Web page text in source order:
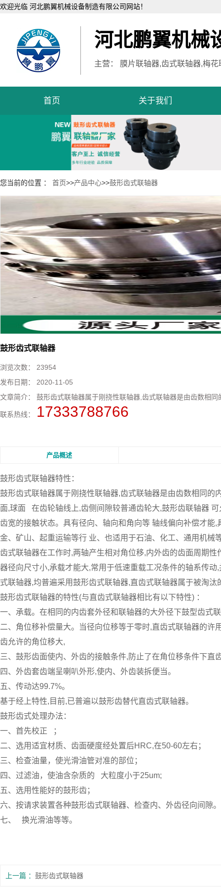
欢迎光临 河北鹏翼机械设备制造有限公司网站！
河北鹏翼机械
主营： 膜片联轴器,齿式联轴器,梅
首页 关于我们
您当前的位置 ： 首页>>产品中心>>鼓形齿式联轴器
鼓形齿式联轴器
浏览次数： 23954
发布日期： 2020-11-05
文章简介： 鼓形齿式联轴器属于刚挠性联轴器,齿式联轴器是由齿数相
联系热线： 17333788766
产品概述
鼓形齿式联轴器特性：
鼓形齿式联轴器属于刚挠性联轴器,齿式联轴器是由齿数相同
面,球面 在齿轮轴线上,齿侧间隙较普通齿轮大,鼓形齿联轴器
齿宽的接触状态。具有径向、轴向和角向等 轴线偏向补偿才
金、矿山、起重运输等行 业、也适用于石油、化工、通用机械
齿式联轴器在工作时,两轴产生相对角位移,内外齿的齿面周期
器径向尺寸小,承载才能大,常用于低速重载工况条件的轴系传
式联轴器,均普遍采用鼓形齿式联轴器,直齿式联轴器属于被淘
鼓形齿式联轴器的特性(与直齿式联轴器相比有以下特性) ：
一、承载。在相同的内齿套外径和联轴器的大外径下鼓型齿式
二、角位移补偿量大。当径向位移等于零时,直齿式联轴器的
齿允许的角位移大,
三、鼓形齿面使内、外齿的接触条件,防止了在角位移条件下
四、外齿套齿端呈喇叭外形,使内、外齿装拆便当。
五、传动达99.7%。
基于经上特性,目前,已普遍以鼓形齿替代直齿式联轴器。
鼓形齿式处理办法：
一、首先校正 ；
二、选用适宜材质、齿面硬度经处置后HRC,在50-60左右；
三、检查油量，使光滑油管对准的部位；
四、过滤油，使油含杂质的 大粒度小于25um;
五、选用性能好的鼓形齿；
六、按请求装置各种鼓形齿式联轴器、检查内、外齿径向间隙。
七、 换光滑油等等。
上一篇 鼓形齿式联轴器